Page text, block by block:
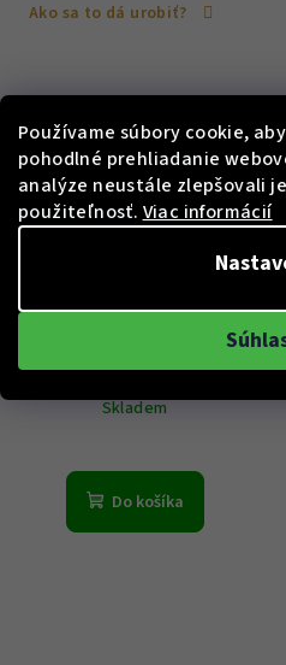
Používame súbory cookie,
pohodlné prehliadanie
analýze neustále zlepšovali
použiteľnosť. Viac informácií
Ako sa to dá urobiť?
Náramek SWATCH White
Skladem
Do košíka
JBW009-U